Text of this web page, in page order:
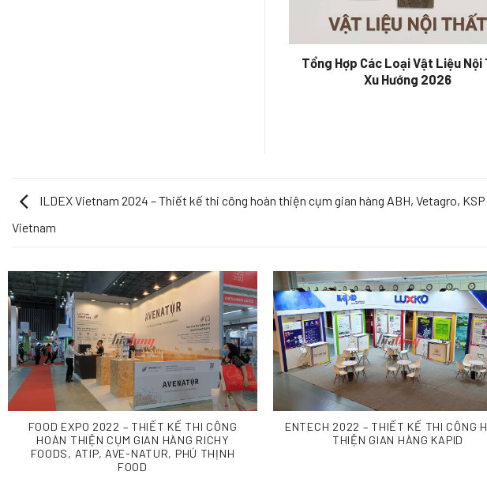
Tổng Hợp Các Loại Vật Liệu Nội
Xu Hướng 2026
ILDEX Vietnam 2024 – Thiết kế thi công hoàn thiện cụm gian hàng ABH, Vetagro, KSP
Vietnam
FOOD EXPO 2022 – THIẾT KẾ THI CÔNG
HOÀN THIỆN CỤM GIAN HÀNG RICHY
FOODS, ATIP, AVE-NATUR, PHÚ THỊNH
FOOD
ENTECH 2022 – THIẾT KẾ THI CÔNG
THIỆN GIAN HÀNG KAPID